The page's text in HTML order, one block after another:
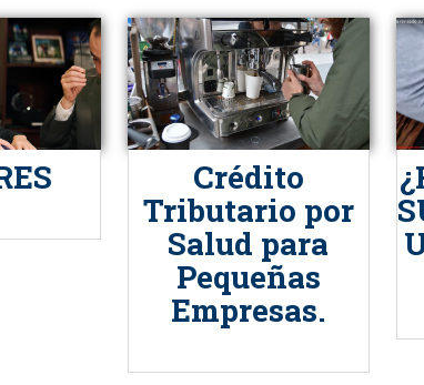
Crédito
Tributario por
Salud para
Pequeñas
Empresas.